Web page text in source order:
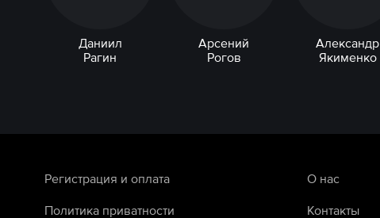
Даниил
Рагин
Арсений
Рогов
Александр
Якименко
Регистрация и оплата
Политика приватности
О нас
Контакты